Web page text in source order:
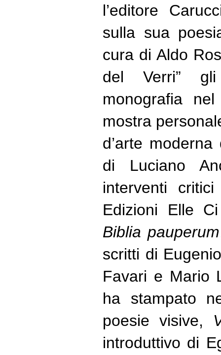
l’editore
sulla sua
cura di Aldo
del Verri” gli
monografia
mostra
d’arte
di Luciano
interventi
Edizioni Elle
Biblia pauperum
scritti di
Favari e Mario
ha stampato
poesie visive,
introduttivo di